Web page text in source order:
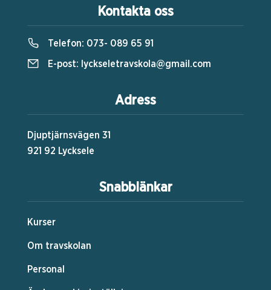
Snabblänkar
Kurser
Om travskolan
Personal
Kontakta oss
Telefon: 073- 089 65 91
E-post: lyckseletravskola@gmail.com
Adress
Djuptjärnsvägen 31
921 92 Lycksele